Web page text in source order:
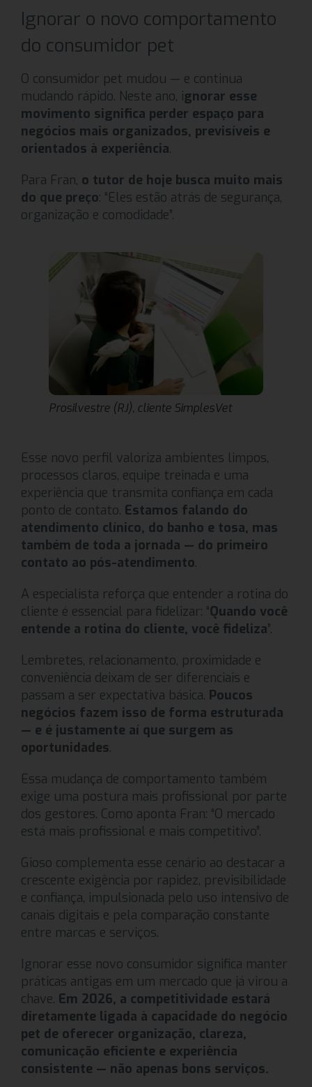
Ignorar o novo comportamento
do consumidor pet
O consumidor pet mudou — e continua
mudando rápido. Neste ano, ignorar esse
movimento significa perder espaço para
negócios mais organizados, previsíveis e
orientados à experiência.
Para Fran, o tutor de hoje busca muito mais
do que preço: “Eles estão atrás de segurança,
organização e comodidade”.
Prosilvestre (RJ), cliente SimplesVet
Esse novo perfil valoriza ambientes limpos,
processos claros, equipe treinada e uma
experiência que transmita confiança em cada
ponto de contato. Estamos falando do
atendimento clínico, do banho e tosa, mas
também de toda a jornada — do primeiro
contato ao pós-atendimento.
A especialista reforça que entender a rotina do
cliente é essencial para fidelizar: “Quando você
entende a rotina do cliente, você fideliza”.
Lembretes, relacionamento, proximidade e
conveniência deixam de ser diferenciais e
passam a ser expectativa básica. Poucos
negócios fazem isso de forma estruturada
— e é justamente aí que surgem as
oportunidades.
Essa mudança de comportamento também
exige uma postura mais profissional por parte
dos gestores. Como aponta Fran: “O mercado
está mais profissional e mais competitivo”.
Gioso complementa esse cenário ao destacar a
crescente exigência por rapidez, previsibilidade
e confiança, impulsionada pelo uso intensivo de
canais digitais e pela comparação constante
entre marcas e serviços.
Ignorar esse novo consumidor significa manter
práticas antigas em um mercado que já virou a
chave. Em 2026, a competitividade estará
diretamente ligada à capacidade do negócio
pet de oferecer organização, clareza,
comunicação eficiente e experiência
consistente — não apenas bons serviços.